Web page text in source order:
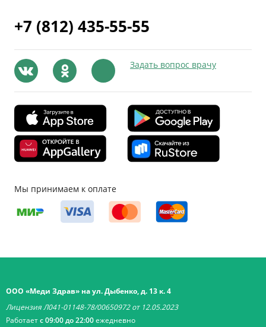
+7 (812) 435-55-55
Задать вопрос врачу
Мы принимаем к оплате
ООО «Меди Здрав» на ул. Дыбенко, д. 13 к. 4
Лицензия Л041-01148-78/00650972 от 12.05.2023
Работаетс 09:00 до 22:00ежедневно